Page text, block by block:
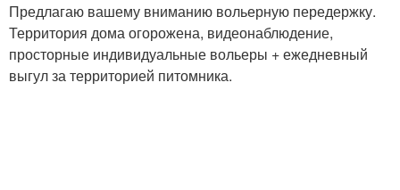
Предлагаю вашему вниманию вольерную передержку.
Территория дома огорожена, видеонаблюдение,
просторные индивидуальные вольеры + ежедневный
выгул за территорией питомника.